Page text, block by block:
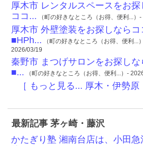
厚木市 レンタルスペースをお探
ココ... （町の好きなところ（お得、便利...）
厚木市 外壁塗装をお探しならコ
■HPh... （町の好きなところ（お得、便利...
2026/03/19
秦野市 まつげサロンをお探しな
■... （町の好きなところ（お得、便利...）-
［ もっと見る... 厚木・伊勢原
最新記事 茅ヶ崎・藤沢
かたぎり塾 湘南台店は、小田急